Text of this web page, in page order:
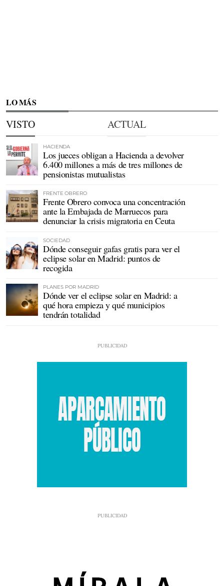
LO MÁS
VISTO ACTUAL
HACIENDA
Los jueces obligan a Hacienda a devolver
6.400 millones a más de tres millones de
pensionistas mutualistas
FRENTE OBRERO
Frente Obrero convoca una concentración
ante la Embajada de Marruecos para
denunciar la crisis migratoria en Ceuta
SOCIEDAD
Dónde conseguir gafas gratis para ver el
eclipse solar en Madrid: puntos de
recogida
PLANES POR MADRID
Dónde ver el eclipse solar en Madrid: a
qué hora empieza y qué municipios
tendrán totalidad